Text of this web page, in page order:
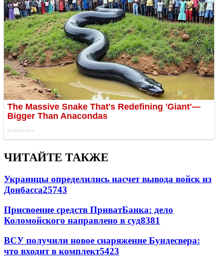
ЧИТАЙТЕ ТАКЖЕ
Украинцы определились насчет вывода войск из
Донбасса25743
Присвоение средств ПриватБанка: дело
Коломойского направлено в суд8381
ВСУ получили новое снаряжение Бундесвера:
что входит в комплект5423